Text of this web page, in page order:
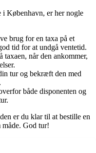
i København, er her nogle
brug for en taxa på et
tid for at undgå ventetid.
når den ankommer,
tur og bekræft den med
både disponenten og
er du klar til at bestille en
God tur!